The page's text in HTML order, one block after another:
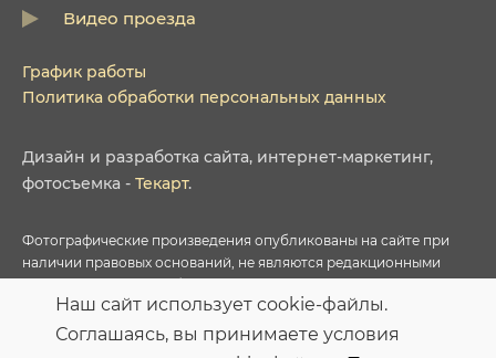
Видео проезда
График работы
Политика обработки персональных данных
Дизайн и разработка сайта, интернет-маркетинг,
фотосъемка - Текарт.
Фотографические произведения опубликованы на сайте при
наличии правовых оснований, не являются редакционными
условиями приобретенных Лицензий соответствующих
фотобанков.
Наш сайт использует cookie-файлы.
Соглашаясь, вы принимаете условия